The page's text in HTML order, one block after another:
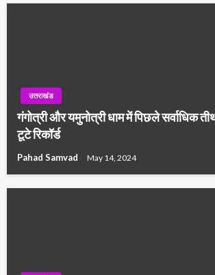
उत्तराखंड
गंगोत्री और यमुनोत्री धाम में पिछले सर्वाधिक
टूटे रिकॉर्ड
Pahad Samvad May 14, 2024